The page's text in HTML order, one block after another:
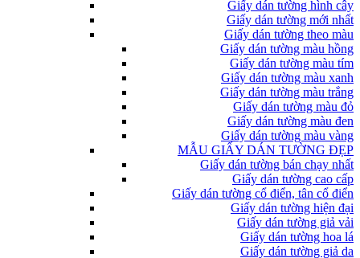
Giấy dán tường hình cây
Giấy dán tường mới nhất
Giấy dán tường theo màu
Giấy dán tường màu hồng
Giấy dán tường màu tím
Giấy dán tường màu xanh
Giấy dán tường màu trắng
Giấy dán tường màu đỏ
Giấy dán tường màu đen
Giấy dán tường màu vàng
MẪU GIẤY DÁN TƯỜNG ĐẸP
Giấy dán tường bán chạy nhất
Giấy dán tường cao cấp
Giấy dán tường cổ điển, tân cổ điển
Giấy dán tường hiện đại
Giấy dán tường giả vải
Giấy dán tường hoa lá
Giấy dán tường giả da